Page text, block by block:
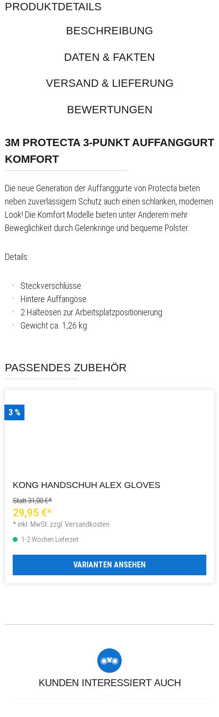
PRODUKTDETAILS
BESCHREIBUNG
DATEN & FAKTEN
VERSAND & LIEFERUNG
BEWERTUNGEN
3M PROTECTA 3-PUNKT AUFFANGGURT
KOMFORT
Die neue Generation der Auffanggurte von Protecta bieten
neben zuverlässigem Schutz auch einen schlanken, modernen
Look! Die Komfort Modelle bieten unter Anderem mehr
Beweglichkeit durch Gelenkringe und bequeme Polster.
Details:
Steckverschlüsse
Hintere Auffangöse
2 Halteösen zur Arbeitsplatzpositionierung
Gewicht ca. 1,26 kg
PASSENDES ZUBEHÖR
3 %
KONG HANDSCHUH ALEX GLOVES
Statt 31,00 €*
29,95 €*
* inkl. MwSt. zzgl. Versandkosten
1-2 Wochen Lieferzeit
VARIANTEN ANSEHEN
KUNDEN INTERESSIERT AUCH